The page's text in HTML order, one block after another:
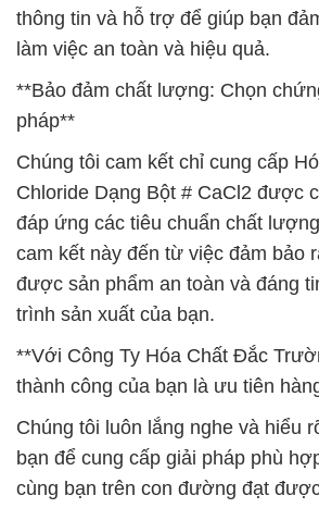
thông tin và hỗ trợ để giúp bạn
làm việc an toàn và hiệu quả.
**Bảo đảm chất lượng: Chọn
pháp**
Chúng tôi cam kết chỉ cung cấp
Chloride Dạng Bột # CaCl2 được
đáp ứng các tiêu chuẩn chất
cam kết này đến từ việc đảm bảo
được sản phẩm an toàn và đáng
trình sản xuất của bạn.
**Với Công Ty Hóa Chất Đắc
thành công của bạn là ưu tiên
Chúng tôi luôn lắng nghe và hiểu
bạn để cung cấp giải pháp phù
cùng bạn trên con đường đạt